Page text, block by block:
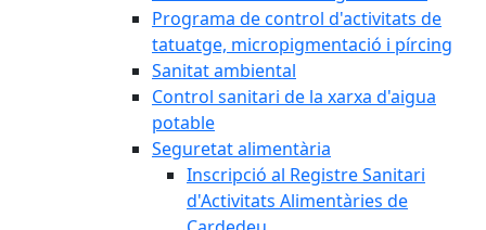
Programa de control d'activitats de
tatuatge, micropigmentació i pírcing
Sanitat ambiental
Control sanitari de la xarxa d'aigua
potable
Seguretat alimentària
Inscripció al Registre Sanitari
d'Activitats Alimentàries de